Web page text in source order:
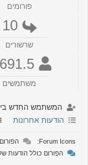
פורומים
10
שרשורים
691.5 ק
משתמשים
המשתמש החדש
הודעות אחרונות
Forum Icons:
הפורום כולל הודעות